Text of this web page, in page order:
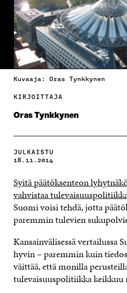
Kuvaaja: Oras Tynkkynen
KIRJOITTAJA
Oras Tynkkynen
JULKAISTU
18.11.2014
Syitä päätöksenteon
vahvistaa
Suomi voisi tehdä, jotta
paremmin tulevien
Kansainvälisessä vertailussa
hyvin – paremmin kuin
väittää, että monilla
tulevaisuuspolitiikka keikkuu